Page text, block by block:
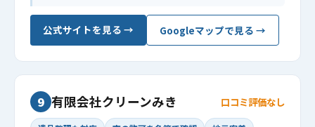
公式サイトを見る → Googleマップで見る →
9 有限会社クリーンみき 口コミ評価なし